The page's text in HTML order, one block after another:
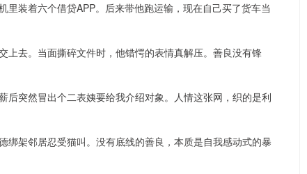
装着六个借贷APP。后来带他跑运输，现在自己买了货车当
去。当面撕碎文件时，他错愕的表情真解压。善良没有锋
突然冒出个二表姨要给我介绍对象。人情这张网，织的是利
架邻居忍受猫叫。没有底线的善良，本质是自我感动式的暴